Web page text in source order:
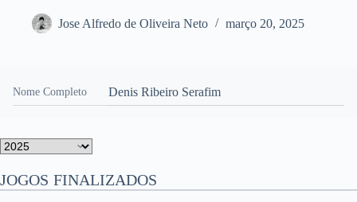
Jose Alfredo de Oliveira Neto março 20, 2025
Nome Completo Denis Ribeiro Serafim
JOGOS FINALIZADOS